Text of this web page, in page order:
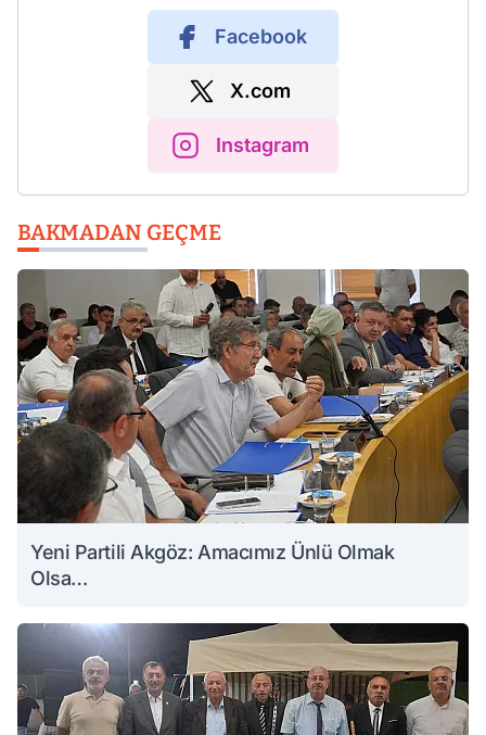
Facebook
X.com
Instagram
BAKMADAN GEÇME
Yeni Partili Akgöz: Amacımız Ünlü Olmak
Olsa…